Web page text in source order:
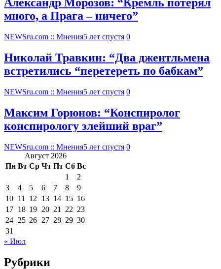
Александр Морозов: “Кремль потерял
много, а Прага – ничего”
NEWSru.com :: Мнения5 лет спустя 0
Николай Травкин: “Два джентльмена
встретились “перетереть по бабкам”
NEWSru.com :: Мнения5 лет спустя 0
Максим Горюнов: “Конспиролог
конспирологу злейший враг”
NEWSru.com :: Мнения5 лет спустя 0
Август 2026
Пн Вт Ср Чт Пт Сб Вс
1
2
3
4 5 6 7 8
9
10 11 12 13 14 15 16
17 18 19 20 21 22 23
24 25 26 27 28 29 30
31
« Июл
Рубрики